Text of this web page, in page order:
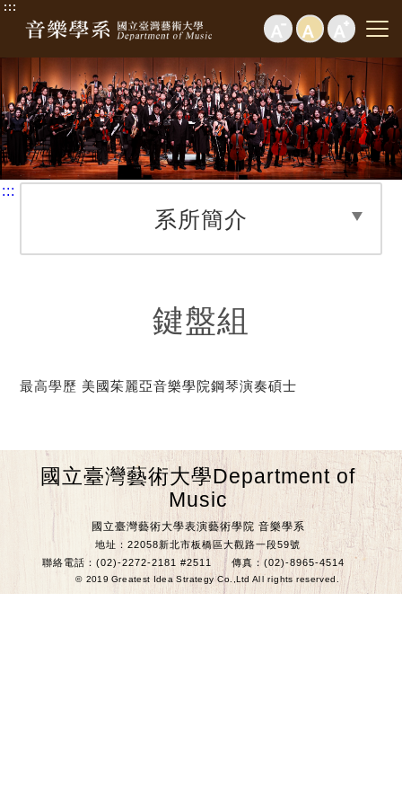
:::
:::
系所簡介
鍵盤組
最高學歷 美國茱麗亞音樂學院鋼琴演奏碩士
國立臺灣藝術大學Department of
Music
國立臺灣藝術大學表演藝術學院 音樂學系
地址：22058新北市板橋區大觀路一段59號
聯絡電話：(02)-2272-2181 #2511
傳真：(02)-8965-4514
© 2019 Greatest Idea Strategy Co.,Ltd All rights reserved.